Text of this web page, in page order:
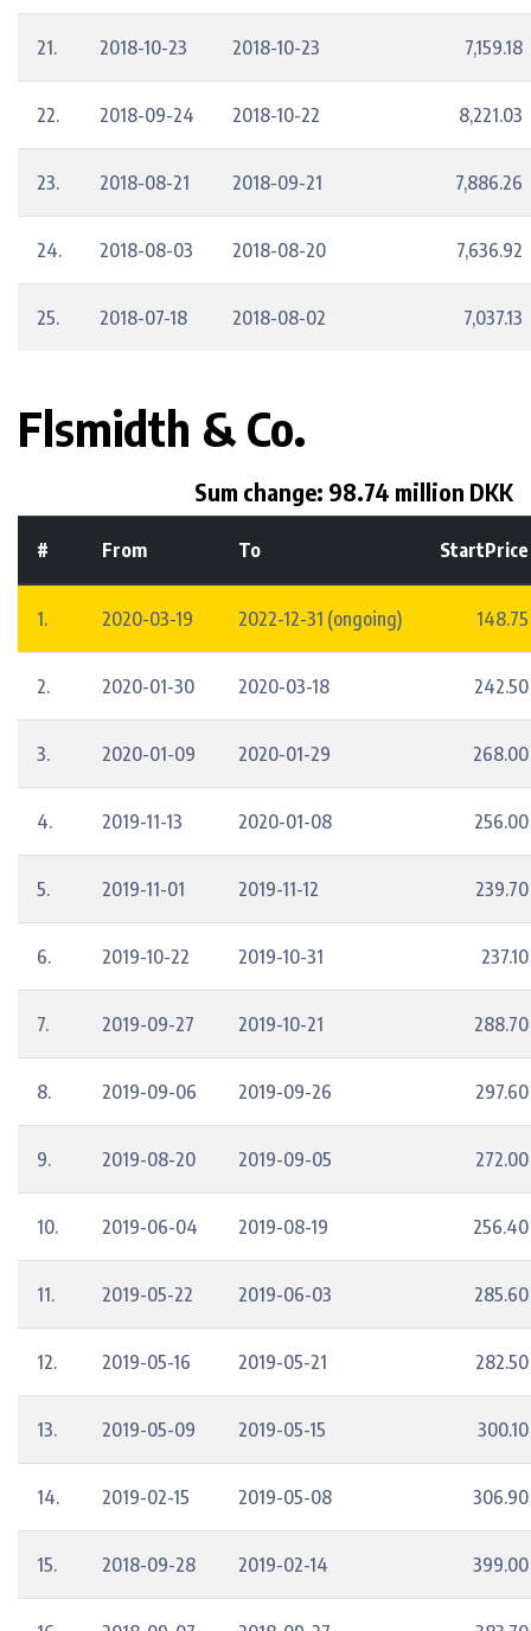
21. 2018-10-23 2018-10-23 7,159.18
22. 2018-09-24 2018-10-22 8,221.03
23. 2018-08-21 2018-09-21 7,886.26
24. 2018-08-03 2018-08-20 7,636.92
25. 2018-07-18 2018-08-02 7,037.13
Flsmidth & Co.
Sum change: 98.74 million DKK
# From To StartPrice
1. 2020-03-19 2022-12-31 (ongoing) 148.75
2. 2020-01-30 2020-03-18 242.50
3. 2020-01-09 2020-01-29 268.00
4. 2019-11-13 2020-01-08 256.00
5. 2019-11-01 2019-11-12 239.70
6. 2019-10-22 2019-10-31 237.10
7. 2019-09-27 2019-10-21 288.70
8. 2019-09-06 2019-09-26 297.60
9. 2019-08-20 2019-09-05 272.00
10. 2019-06-04 2019-08-19 256.40
11. 2019-05-22 2019-06-03 285.60
12. 2019-05-16 2019-05-21 282.50
13. 2019-05-09 2019-05-15 300.10
14. 2019-02-15 2019-05-08 306.90
15. 2018-09-28 2019-02-14 399.00